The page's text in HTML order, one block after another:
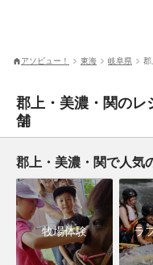
アソビュー！ 東海 岐阜県
郡上・美濃・関の
舗
郡上・美濃・関で人気
牧場体験 ラ